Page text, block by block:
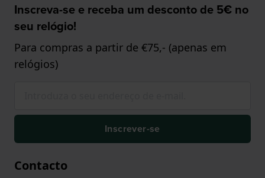
Inscreva-se e receba um desconto de 5€ no
seu relógio!
Para compras a partir de €75,- (apenas em
relógios)
Inscrever-se
Contacto